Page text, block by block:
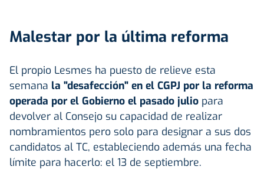
Malestar por la última reforma
El propio Lesmes ha puesto de relieve esta
semana la "desafección" en el CGPJ por la reforma
operada por el Gobierno el pasado julio para
devolver al Consejo su capacidad de realizar
nombramientos pero solo para designar a sus dos
candidatos al TC, estableciendo además una fecha
límite para hacerlo: el 13 de septiembre.